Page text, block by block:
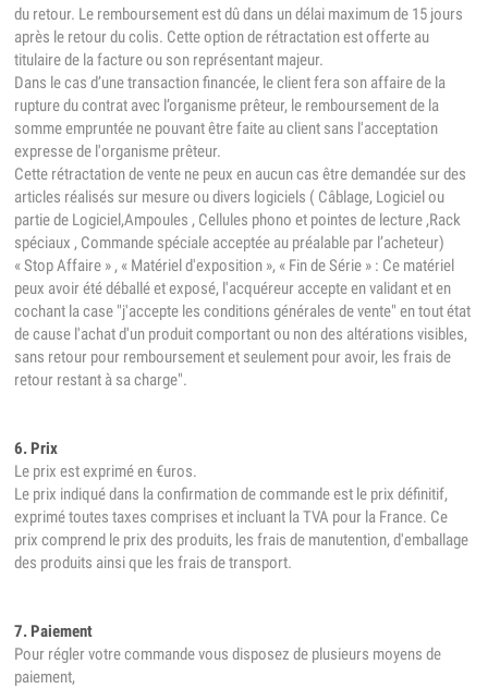
du retour. Le remboursement est dû dans un délai maximum de 15 jours
après le retour du colis. Cette option de rétractation est offerte au
titulaire de la facture ou son représentant majeur.
Dans le cas d’une transaction financée, le client fera son affaire de la
rupture du contrat avec l’organisme prêteur, le remboursement de la
somme empruntée ne pouvant être faite au client sans l'acceptation
expresse de l'organisme prêteur.
Cette rétractation de vente ne peux en aucun cas être demandée sur des
articles réalisés sur mesure ou divers logiciels ( Câblage, Logiciel ou
partie de Logiciel,Ampoules , Cellules phono et pointes de lecture ,Rack
spéciaux , Commande spéciale acceptée au préalable par l’acheteur)
« Stop Affaire » , « Matériel d'exposition », « Fin de Série » : Ce matériel
peux avoir été déballé et exposé, l'acquéreur accepte en validant et en
cochant la case "j'accepte les conditions générales de vente" en tout état
de cause l'achat d'un produit comportant ou non des altérations visibles,
sans retour pour remboursement et seulement pour avoir, les frais de
retour restant à sa charge".
6. Prix
Le prix est exprimé en €uros.
Le prix indiqué dans la confirmation de commande est le prix définitif,
exprimé toutes taxes comprises et incluant la TVA pour la France. Ce
prix comprend le prix des produits, les frais de manutention, d'emballage
des produits ainsi que les frais de transport.
7. Paiement
Pour régler votre commande vous disposez de plusieurs moyens de
paiement,